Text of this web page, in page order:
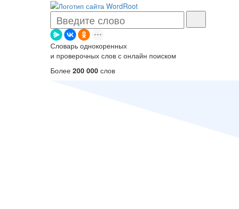
Словарь однокоренных
и проверочных слов с онлайн поиском
Более 200 000 слов